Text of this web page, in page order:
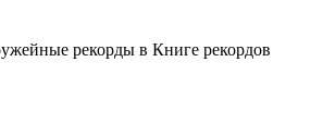
рекорды в Книге рекордов